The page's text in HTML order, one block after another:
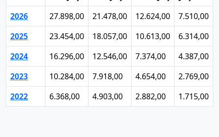
2026
27.898,00 21.478,00 12.624,00 7.510,00
2025
23.454,00 18.057,00 10.613,00 6.314,00
2024
16.296,00 12.546,00 7.374,00 4.387,00
2023
10.284,00 7.918,00 4.654,00 2.769,00
2022
6.368,00 4.903,00 2.882,00 1.715,00